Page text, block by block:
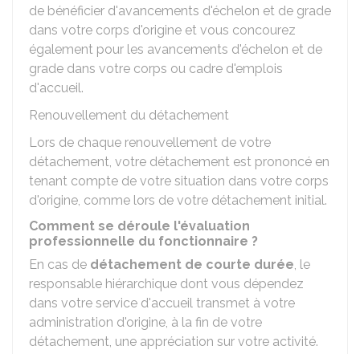
de bénéficier d'avancements d'échelon et de grade
dans votre corps d'origine et vous concourez
également pour les avancements d'échelon et de
grade dans votre corps ou cadre d'emplois
d'accueil.
Renouvellement du détachement
Lors de chaque renouvellement de votre
détachement, votre détachement est prononcé en
tenant compte de votre situation dans votre corps
d'origine, comme lors de votre détachement initial.
Comment se déroule l'évaluation
professionnelle du fonctionnaire ?
En cas de détachement de courte durée, le
responsable hiérarchique dont vous dépendez
dans votre service d'accueil transmet à votre
administration d'origine, à la fin de votre
détachement, une appréciation sur votre activité.